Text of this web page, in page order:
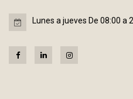
Lunes a jueves De 08:00 a